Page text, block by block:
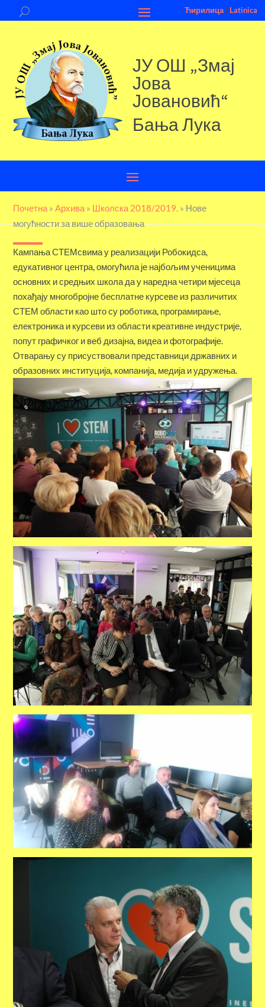
Ћирилица| Latinica
ЈУ ОШ „Змај
Јова
Јовановић“
Бања Лука
Почетна »Aрхива » Школска 2018/2019. » Нове
могућности за више образовања
Кампања СТЕМсвима у реализацији Робокидса,
едукативног центра, омогућила је најбољим ученицима
основних и средњих школа да у наредна четири мјесеца
похађају многобројне бесплатне курсеве из различитих
СТЕМ области као што су роботика, програмирање,
електроника и курсеви из области креативне индустрије,
попут графичког и веб дизајна, видеа и фотографије.
Отварању су присуствовали представници државних и
образовних институција, компанија, медија и удружења.